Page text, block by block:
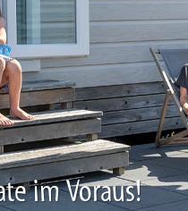
im Voraus!